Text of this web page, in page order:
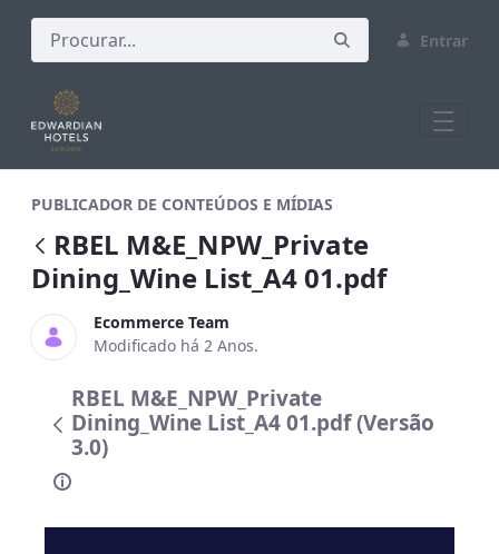
Entrar
PUBLICADOR DE CONTEÚDOS E MÍDIAS
RBEL M&E_NPW_Private
Dining_Wine List_A4 01.pdf
Ecommerce Team
Modificado há 2 Anos.
RBEL M&E_NPW_Private
Dining_Wine List_A4 01.pdf (Versão
3.0)